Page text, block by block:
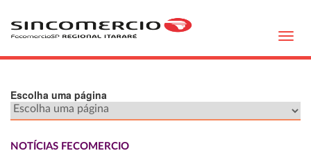
Escolha uma página
NOTÍCIAS FECOMERCIO